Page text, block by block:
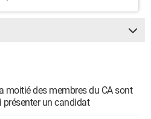
moitié des membres du CA sont
présenter un candidat